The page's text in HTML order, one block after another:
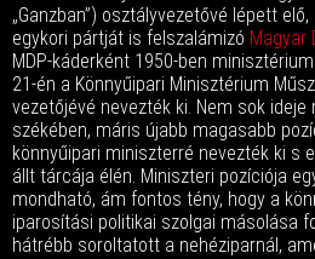
„Ganzban”) osztályvezetővé lépett
egykori pártját is felszalámizó Magyar
MDP-káderként 1950-ben
21-én a Könnyűipari Minisztérium
vezetőjévé nevezték ki. Nem sok
székében, máris újabb magasabb
könnyűipari miniszterré nevezték ki s
állt tárcája élén. Miniszteri pozíciója
mondható, ám fontos tény, hogy a
iparosítási politikai szolgai másolása
hátrébb soroltatott a nehéziparnál,